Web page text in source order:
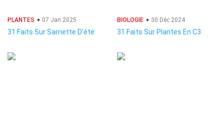
PLANTES 07 Jan 2025
31 Faits Sur Sarriette D'été
BIOLOGIE 30 Déc 2024
31 Faits Sur Plantes En C3